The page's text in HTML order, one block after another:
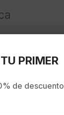
PRIMER
de descuento